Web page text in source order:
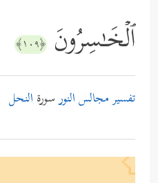
ٱلۡخَـٰسِرُونَ ﴿١٠٩﴾
تفسير مجالس النورسورة النحل